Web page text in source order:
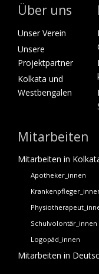
Über uns
Unser Verein
Unsere
Projektpartner
Kolkata und
Westbengalen
Mitarbeiten
Mitarbeiten in
Apotheker_innen
Schulvolontär_innen
Logopäd_innen
Mitarbeiten in